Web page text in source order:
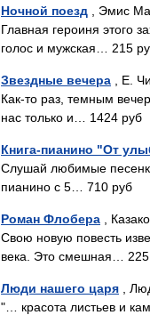
Ночной поезд , Эмис
Главная героиня этого
голос и мужская… 215
Звездные вечера , Е.
Как-то раз, темным
нас только и… 1424 руб
Книга-пианино "От
Слушай любимые
пианино с 5… 710 руб
Роман Флобера ,
Свою новую повесть
века. Это смешная…
Люди нашего царя ,
"… красота листьев и